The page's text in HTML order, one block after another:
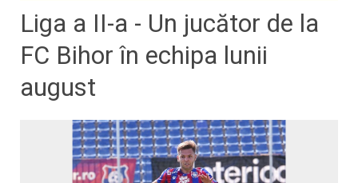
Liga a II-a - Un jucător de la
FC Bihor în echipa lunii
august